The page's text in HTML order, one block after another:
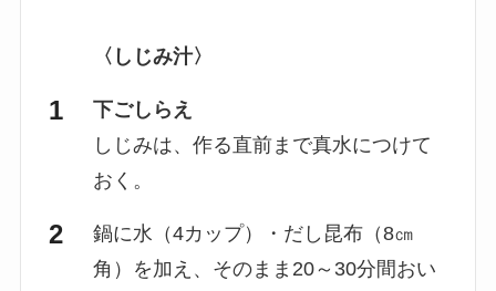
〈しじみ汁〉
下ごしらえ
しじみは、作る直前まで真水につけて
おく。
鍋に水（4カップ）・だし昆布（8㎝
角）を加え、そのまま20～30分間おい